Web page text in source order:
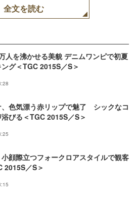
全文を読む
人を沸かせる美貌 デニムワンピで初夏
グ＜TGC 2015S／S＞
、色気漂う赤リップで魅了 シックなコ
びる＜TGC 2015S／S＞
顔際立つフォークロアスタイルで観客
2015S／S＞